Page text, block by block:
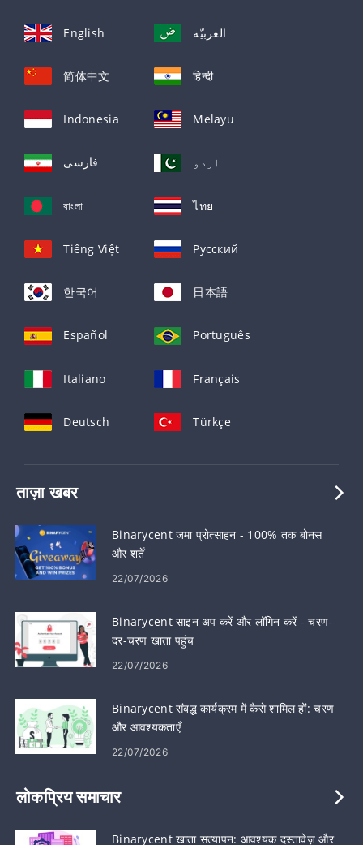
English العربيّة
简体中文 हिन्दी
Indonesia Melayu
فارسی اردو
বাংলা ไทย
Tiếng Việt Русский
한국어 日本語
Español Português
Italiano Français
Deutsch Türkçe
ताज़ा खबर
Binarycent जमा प्रोत्साहन - 100% तक बोनस
और शर्तें
22/07/2026
Binarycent साइन अप करें और लॉगिन करें - चरण-
दर-चरण खाता पहुंच
22/07/2026
Binarycent संबद्ध कार्यक्रम में कैसे शामिल हों: चरण
और आवश्यकताएँ
22/07/2026
लोकप्रिय समाचार
Binarycent खाता सत्यापन: आवश्यक दस्तावेज़ और